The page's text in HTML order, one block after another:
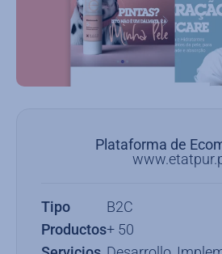
Plataforma de
Tipo
B2C
Productos+ 50